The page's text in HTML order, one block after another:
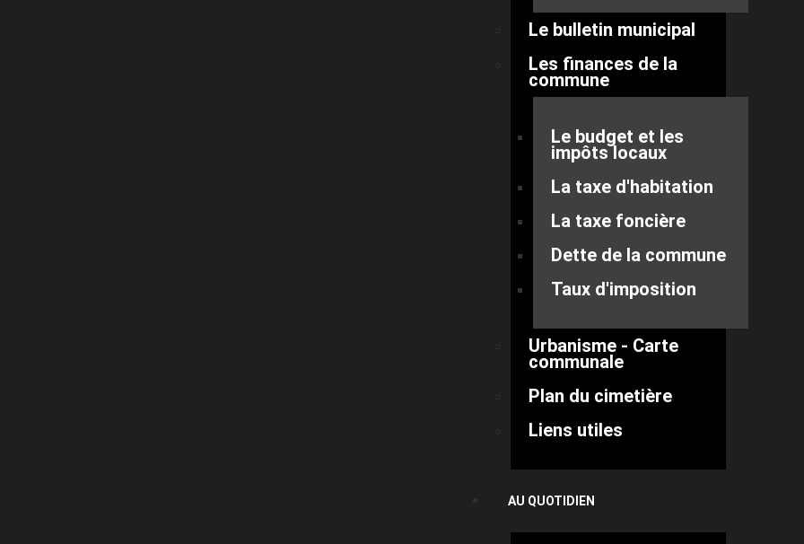
Le bulletin municipal
Les finances de la
commune
Le budget et les
impôts locaux
La taxe d'habitation
La taxe foncière
Dette de la commune
Taux d'imposition
Urbanisme - Carte
communale
Plan du cimetière
Liens utiles
AU QUOTIDIEN